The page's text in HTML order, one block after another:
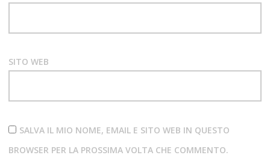
SITO WEB
SALVA IL MIO NOME, EMAIL E SITO WEB IN QUESTO
BROWSER PER LA PROSSIMA VOLTA CHE COMMENTO.